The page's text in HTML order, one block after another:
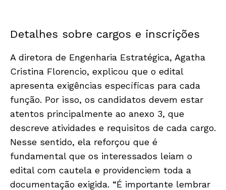
Detalhes sobre cargos e inscrições
A diretora de Engenharia Estratégica, Agatha
Cristina Florencio, explicou que o edital
apresenta exigências específicas para cada
função. Por isso, os candidatos devem estar
atentos principalmente ao anexo 3, que
descreve atividades e requisitos de cada cargo.
Nesse sentido, ela reforçou que é
fundamental que os interessados leiam o
edital com cautela e providenciem toda a
documentação exigida. “É importante lembrar